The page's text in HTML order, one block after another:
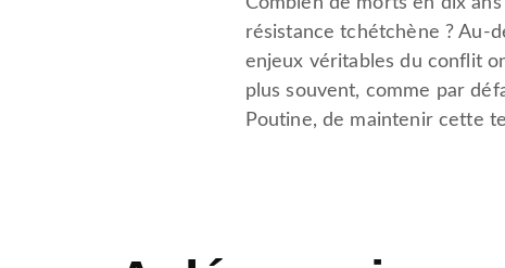
résistance tchétchène ? Au-
enjeux véritables du conflit
plus souvent, comme par
Poutine, de maintenir cette